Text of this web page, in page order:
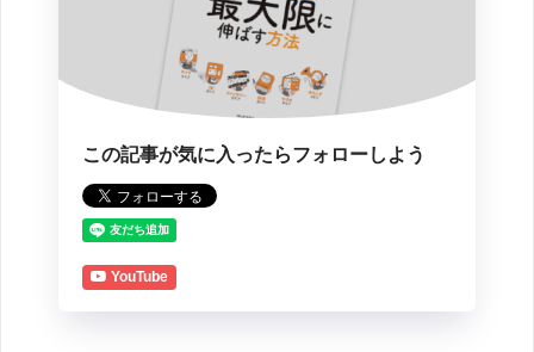
この記事が気に入ったらフォローしよう
YouTube